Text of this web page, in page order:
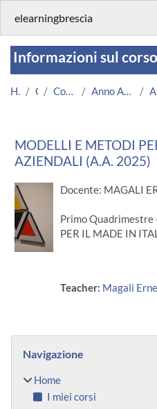
elearningbrescia
Informazioni sul corso
Home Corsi Corsi Istituzionali Anno Accademico 2025/2026
MODELLI E METODI
AZIENDALI (A.A. 2025)
Docente: MAGALI
Primo Quadrimestre
PER IL MADE IN
Teacher: Magali
Blocchi
Navigazione
Home
I miei corsi